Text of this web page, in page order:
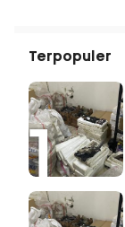
Terpopuler